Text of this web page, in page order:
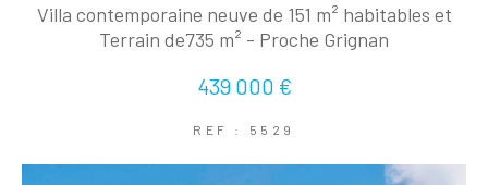
Villa contemporaine neuve de 151 m² habitables et
Terrain de735 m² - Proche Grignan
439 000 €
REF : 5529